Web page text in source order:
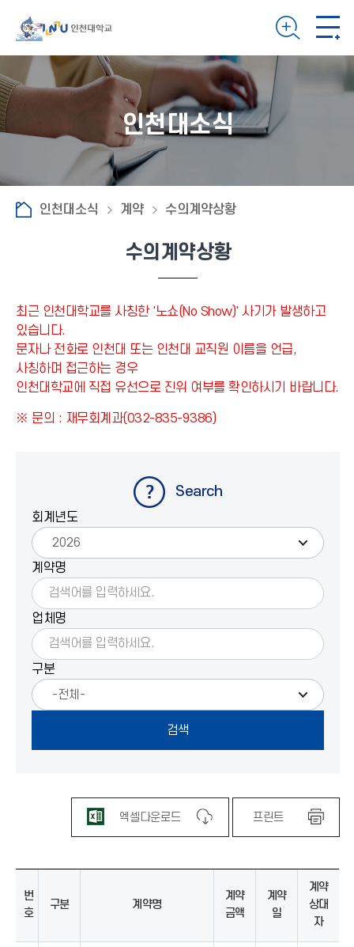
인천대소식
인천대소식 계약 수의계약상황
수의계약상황
최근 인천대학교를 사칭한 '노쇼(No Show)' 사기가 발생하고
있습니다.
문자나 전화로 인천대 또는 인천대 교직원 이름을 언급,
사칭하며 접근하는 경우
인천대학교에 직접 유선으로 진위 여부를 확인하시기 바랍니다.
※ 문의 : 재무회계과(032-835-9386)
Search
회계년도
계약명
업체명
구분
엑셀다운로드 프린트
번
호
구분 계약명
계약
금액
계약
일
계약
상대
자